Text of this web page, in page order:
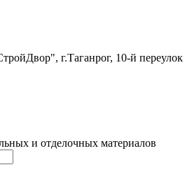
г.Таганрог, 10-й переулок
и отделочных материалов